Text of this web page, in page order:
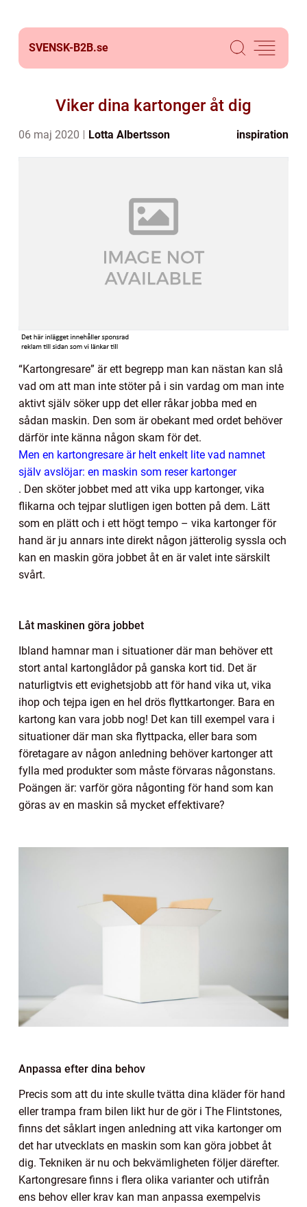
SVENSK-B2B.se
Viker dina kartonger åt dig
06 maj 2020 Lotta Albertsson inspiration
“Kartongresare” är ett begrepp man kan nästan kan slå
vad om att man inte stöter på i sin vardag om man inte
aktivt själv söker upp det eller råkar jobba med en
sådan maskin. Den som är obekant med ordet behöver
därför inte känna någon skam för det.
Men en kartongresare är helt enkelt lite vad namnet
själv avslöjar: en maskin som reser kartonger
. Den sköter jobbet med att vika upp kartonger, vika
flikarna och tejpar slutligen igen botten på dem. Lätt
som en plätt och i ett högt tempo – vika kartonger för
hand är ju annars inte direkt någon jätterolig syssla och
kan en maskin göra jobbet åt en är valet inte särskilt
svårt.
Låt maskinen göra jobbet
Ibland hamnar man i situationer där man behöver ett
stort antal kartonglådor på ganska kort tid. Det är
naturligtvis ett evighetsjobb att för hand vika ut, vika
ihop och tejpa igen en hel drös flyttkartonger. Bara en
kartong kan vara jobb nog! Det kan till exempel vara i
situationer där man ska flyttpacka, eller bara som
företagare av någon anledning behöver kartonger att
fylla med produkter som måste förvaras någonstans.
Poängen är: varför göra någonting för hand som kan
göras av en maskin så mycket effektivare?
Anpassa efter dina behov
Precis som att du inte skulle tvätta dina kläder för hand
eller trampa fram bilen likt hur de gör i The Flintstones,
finns det såklart ingen anledning att vika kartonger om
det har utvecklats en maskin som kan göra jobbet åt
dig. Tekniken är nu och bekvämligheten följer därefter.
Kartongresare finns i flera olika varianter och utifrån
ens behov eller krav kan man anpassa exempelvis